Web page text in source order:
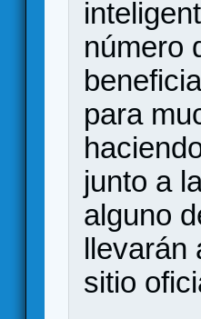
número
para
junto a
alguno
llevarán
sitio